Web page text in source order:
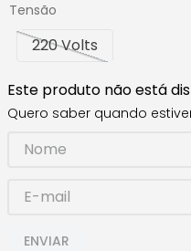
Tensão
220 Volts
Este produto não está
Quero saber quando
ENVIAR